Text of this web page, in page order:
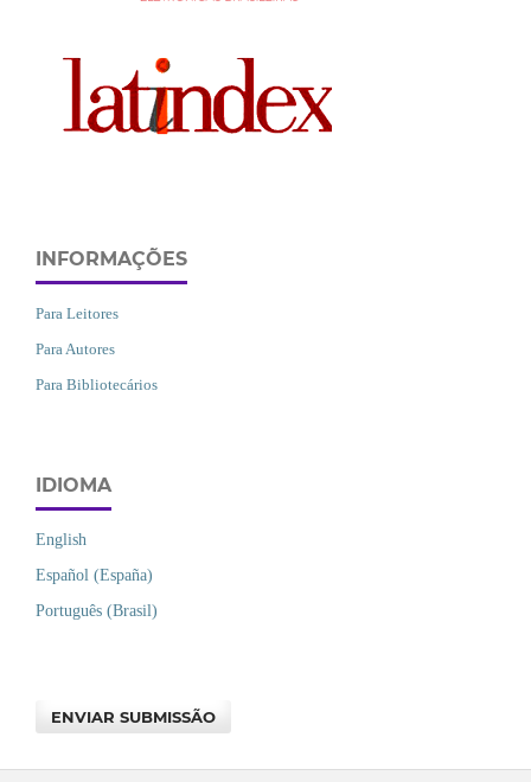
INFORMAÇÕES
Para Leitores
Para Autores
Para Bibliotecários
IDIOMA
English
Español (España)
Português (Brasil)
ENVIAR SUBMISSÃO